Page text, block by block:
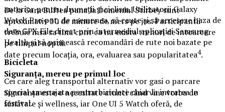
anterior pentru drumeții și ciclism. Utilizatorii Galaxy
Watch Pro pot, de asemenea, să caute și să acceseze baza de
date GPX File direct prin intermediul aplicației Samsung
Health și să primească recomandări de rute noi bazate pe
date precum locația, ora, evaluarea sau popularitatea4.
Siguranța, mereu pe primul loc
Siguranța este o necesitate atunci când vine vorba de
sănătate și wellness, iar One UI 5 Watch oferă, de
De la Gara Buftea pana la Domeniul Stirbey sunt
aproximativ 30 de minute de mers pe jos. Participantii
trebuie insa sa tina cont ca nu exista trenuri de intoarcere
pe timpul noptii.
Bicicleta
Cei care aleg transportul alternativ vor gasi o parcare
special amenajata pentru biciclete chiar la intrarea in
festival.